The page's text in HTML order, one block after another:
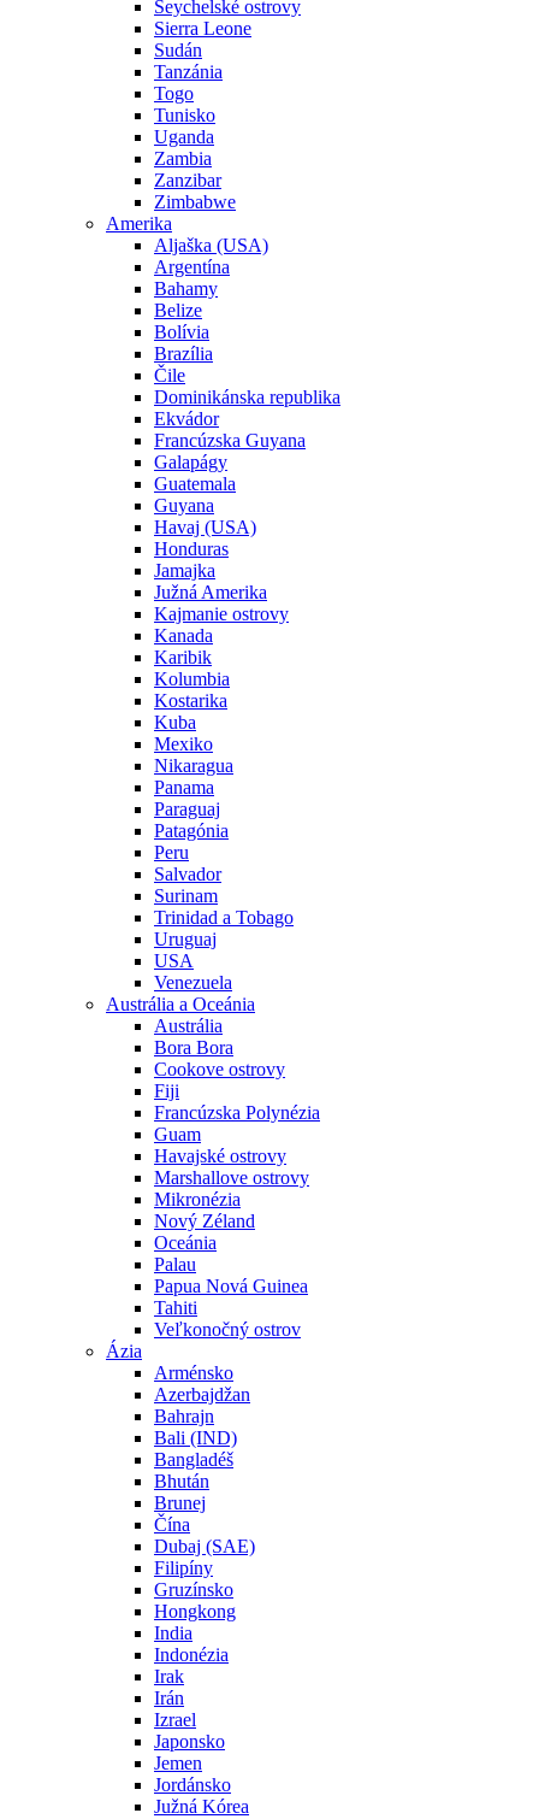
Seychelské ostrovy
Sierra Leone
Sudán
Tanzánia
Togo
Tunisko
Uganda
Zambia
Zanzibar
Zimbabwe
Amerika
Aljaška (USA)
Argentína
Bahamy
Belize
Bolívia
Brazília
Čile
Dominikánska republika
Ekvádor
Francúzska Guyana
Galapágy
Guatemala
Guyana
Havaj (USA)
Honduras
Jamajka
Južná Amerika
Kajmanie ostrovy
Kanada
Karibik
Kolumbia
Kostarika
Kuba
Mexiko
Nikaragua
Panama
Paraguaj
Patagónia
Peru
Salvador
Surinam
Trinidad a Tobago
Uruguaj
USA
Venezuela
Austrália a Oceánia
Austrália
Bora Bora
Cookove ostrovy
Fiji
Francúzska Polynézia
Guam
Havajské ostrovy
Marshallove ostrovy
Mikronézia
Nový Zéland
Oceánia
Palau
Papua Nová Guinea
Tahiti
Veľkonočný ostrov
Ázia
Arménsko
Azerbajdžan
Bahrajn
Bali (IND)
Bangladéš
Bhután
Brunej
Čína
Dubaj (SAE)
Filipíny
Gruzínsko
Hongkong
India
Indonézia
Irak
Irán
Izrael
Japonsko
Jemen
Jordánsko
Južná Kórea